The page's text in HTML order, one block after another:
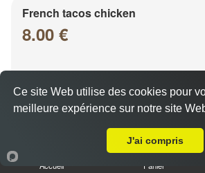
French tacos chicken
8.00 €
Frites à l'intérieur, sauce fromagère
Accueil Panier
Ce site Web utilise des cookies pour
meilleure expérience sur notre site
J'ai compris